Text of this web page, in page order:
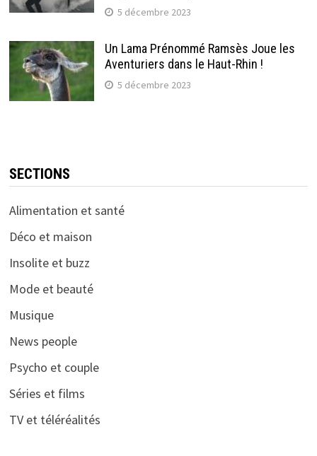
5 décembre 2023
Un Lama Prénommé Ramsès Joue les
Aventuriers dans le Haut-Rhin !
5 décembre 2023
SECTIONS
Alimentation et santé
Déco et maison
Insolite et buzz
Mode et beauté
Musique
News people
Psycho et couple
Séries et films
TV et téléréalités